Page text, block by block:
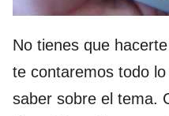
No tienes que
te contaremos todo
saber sobre el tema.